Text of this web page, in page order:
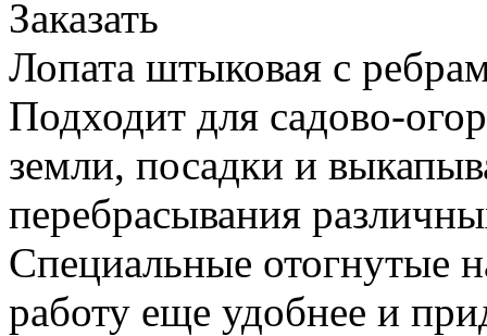
Заказать
Лопата штыковая с
Подходит для садово-
земли, посадки и
перебрасывания
Специальные отогнутые
работу еще удобнее и